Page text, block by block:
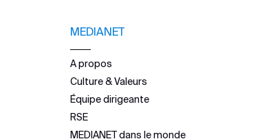
MEDIANET
A propos
Culture & Valeurs
Équipe dirigeante
RSE
MEDIANET dans le monde